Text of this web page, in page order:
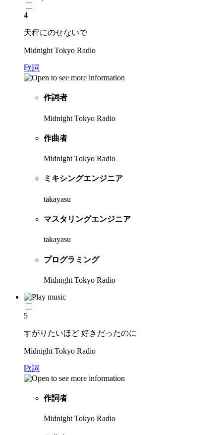
4
天秤にのせないで
Midnight Tokyo Radio
歌詞
作詞者
Midnight Tokyo Radio
作曲者
Midnight Tokyo Radio
ミキシングエンジニア
takayasu
マスタリングエンジニア
takayasu
プログラミング
Midnight Tokyo Radio
5
すがりたいほど 好きだったのに
Midnight Tokyo Radio
歌詞
作詞者
Midnight Tokyo Radio